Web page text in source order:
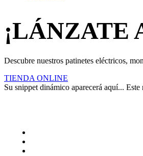
¡LÁNZATE
Descubre nuestros patinetes eléctricos,
TIENDA ONLINE
Su snippet dinámico aparecerá aquí...